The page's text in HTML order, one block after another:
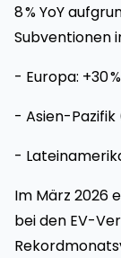
8 % YoY
Subventionen
- Europa: +30
- Asien-Pazifik
-
Im März 2026
bei den EV-